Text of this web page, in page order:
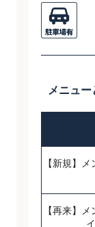
メニュ
【新規】
【再来】